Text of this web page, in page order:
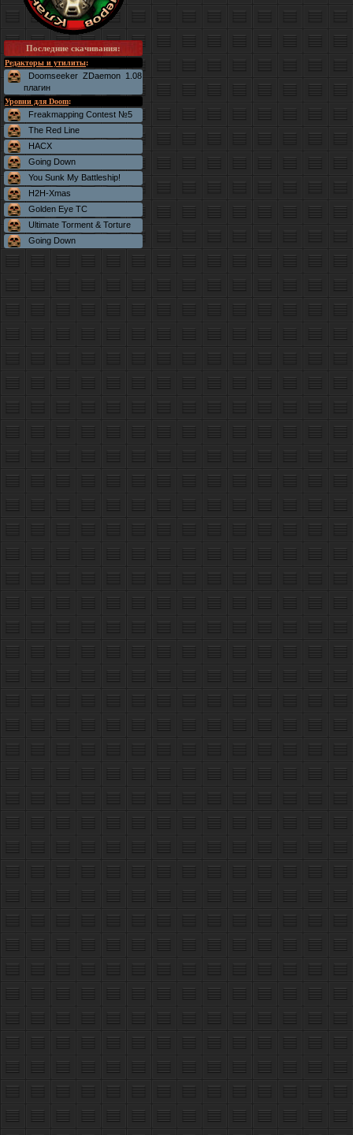
Последние скачивания:
Редакторы и утилиты:
Doomseeker ZDaemon 1.08
плагин
Уровни для Doom:
Freakmapping Contest №5
The Red Line
HACX
Going Down
You Sunk My Battleship!
H2H-Xmas
Golden Eye TC
Ultimate Torment & Torture
Going Down